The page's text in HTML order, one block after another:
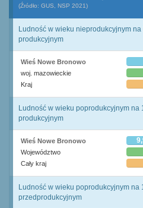
(Źródło: GUS, NSP 2021)
Ludność w wieku nieprodukcyjnym
produkcyjnym
Wieś Nowe Bronowo
woj. mazowieckie
Kraj
Ludność w wieku poprodukcyjnym na
produkcyjnym
Wieś Nowe Bronowo
Województwo
Cały kraj
Ludność w wieku poprodukcyjnym na
przedprodukcyjnym